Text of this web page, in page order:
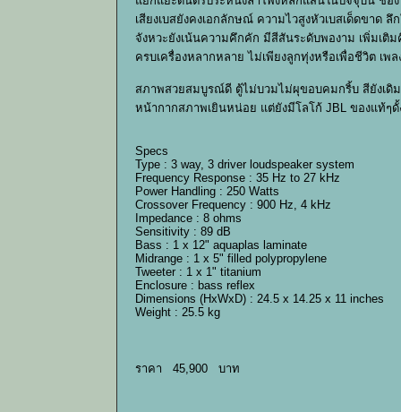
เสียงเบสยังคงเอกลักษณ์ ความไวสูงหัวเบสเด็ดขาด
จังหวะยังเน้นความคึกคัก มีสีสันระดับพองาม เพิ่มเติ
ครบเครื่องหลากหลาย ไม่เพียงลูกทุ่งหรือเพื่อชีวิต เ
สภาพสวยสมบูรณ์ดี ตู้ไม่บวมไม่ผุขอบคมกริ้บ สียังเดิ
หน้ากากสภาพเยินหน่อย แต่ยังมีโลโก้ JBL ของแท้ๆ
Specs
Type : 3 way, 3 driver loudspeaker system
Frequency Response : 35 Hz to 27 kHz
Power Handling : 250 Watts
Crossover Frequency : 900 Hz, 4 kHz
Impedance : 8 ohms
Sensitivity : 89 dB
Bass : 1 x 12" aquaplas laminate
Midrange : 1 x 5" filled polypropylene
Tweeter : 1 x 1" titanium
Enclosure : bass reflex
Dimensions (HxWxD) : 24.5 x 14.25 x 11 inches
Weight : 25.5 kg
ราคา 45,900 บาท